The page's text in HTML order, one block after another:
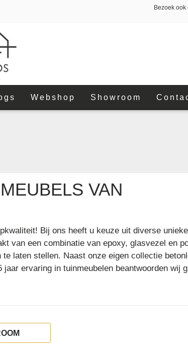
Bezoek
Webshop Showroom
VAN
Bij ons heeft u keuze uit diverse
van een combinatie van epoxy, glasvezel en
laten stellen. Naast onze eigen collectie
ervaring in tuinmeubelen beantwoorden wij